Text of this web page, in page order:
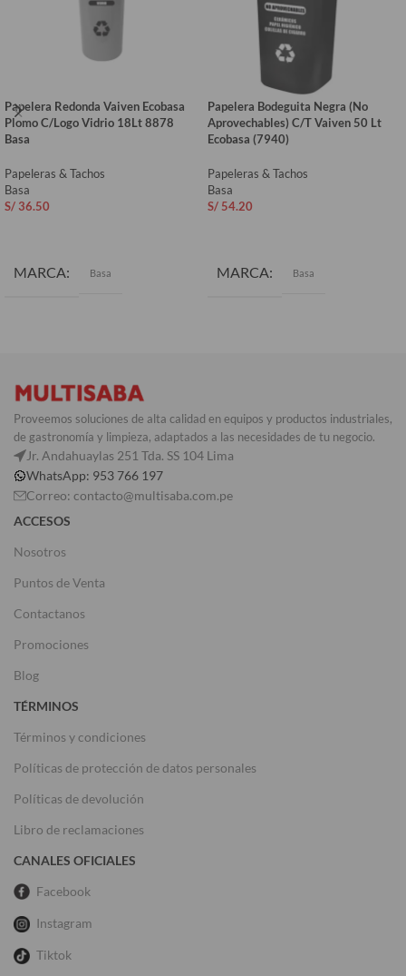
Papelera Redonda Vaiven Ecobasa
Plomo C/Logo Vidrio 18Lt 8878
Basa
Papeleras & Tachos
Basa
S/ 36.50
MARCA Basa
Papelera Bodeguita Negra (No
Aprovechables) C/T Vaiven 50 Lt
Ecobasa (7940)
Papeleras & Tachos
Basa
S/ 54.20
MARCA Basa
Proveemos soluciones de alta calidad en equipos y productos industriales,
de gastronomía y limpieza, adaptados a las necesidades de tu negocio.
Jr. Andahuaylas 251 Tda. SS 104 Lima
WhatsApp: 953 766 197
Correo: contacto@multisaba.com.pe
ACCESOS
Nosotros
Puntos de Venta
Contactanos
Promociones
Blog
TÉRMINOS
Términos y condiciones
Políticas de protección de datos personales
Políticas de devolución
Libro de reclamaciones
CANALES OFICIALES
Facebook
Instagram
Tiktok